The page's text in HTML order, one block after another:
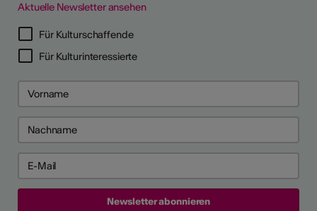
Aktuelle Newsletter ansehen
Für Kulturschaffende
Für Kulturinteressierte